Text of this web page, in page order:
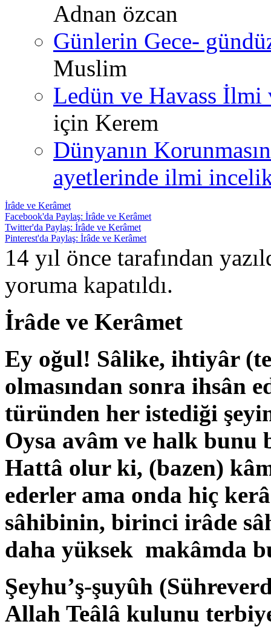
Adnan özcan
Günlerin Gece-
Muslim
Ledün ve Havass İlmi
için Kerem
Dünyanın
ayetlerinde ilmi
İrâde ve Kerâmet
Facebook'da Paylaş: İrâde ve Kerâmet
Twitter'da Paylaş: İrâde ve Kerâmet
Pinterest'da Paylaş: İrâde ve Kerâmet
14 yıl önce tarafından
yoruma kapatıldı.
İrâde ve Kerâmet
Ey oğul! Sâlike, ihtiyâr
olmasından sonra ihsân
türünden her istediği
Oysa avâm ve halk bunu
Hattâ olur ki, (bazen)
ederler ama onda hiç
sâhibinin, birinci irâde
daha yüksek makâmda
Şeyhu’ş-şuyûh
Allah Teâlâ kulunu